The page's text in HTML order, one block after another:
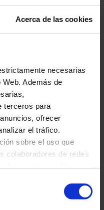
Acerca de las cookies
necesarias
Además de
terceros para
ofrecer
el tráfico.
sobre el uso que
colaboradores de redes
a través del uso
En el cuadro inferior
música y la
construcción de
modernista
UNESCO
(19:00 h) para
no es solo un
viva.
seleccionar la